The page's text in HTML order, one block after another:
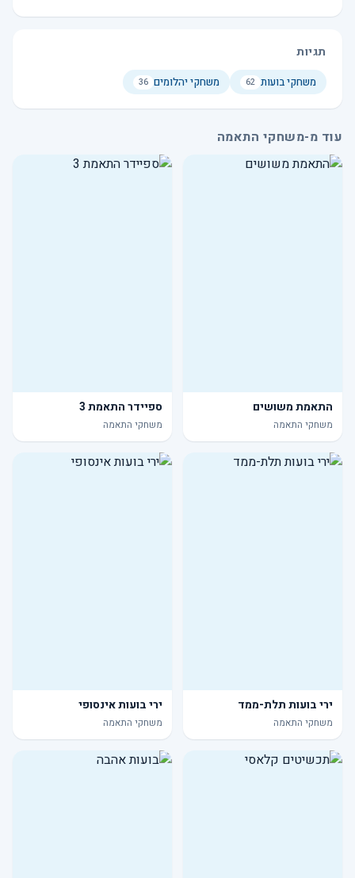
תגיות
משחקי בועות 62 משחקי יהלומים 36
עוד מ-משחקי התאמה
התאמת משושים
משחקי התאמה
ספיידר התאמת 3
משחקי התאמה
ירי בועות תלת-ממד
משחקי התאמה
ירי בועות אינסופי
משחקי התאמה